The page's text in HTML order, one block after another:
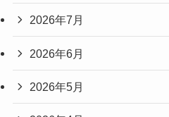
2026年7月
2026年6月
2026年5月